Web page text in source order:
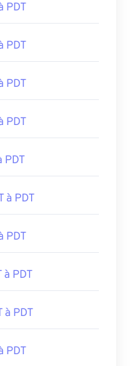
PDT
PDT
PDT
PDT
PDT
à PDT
PDT
à PDT
à PDT
PDT